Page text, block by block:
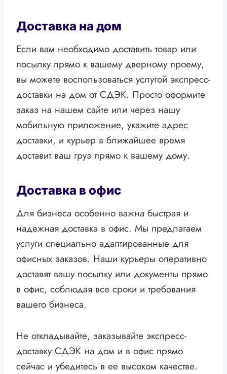
Доставка на дом
Если вам необходимо доставить товар или
посылку прямо к вашему дверному проему,
вы можете воспользоваться услугой экспресс-
доставки на дом от СДЭК. Просто оформите
заказ на нашем сайте или через нашу
мобильную приложение, укажите адрес
доставки, и курьер в ближайшее время
доставит ваш груз прямо к вашему дому.
Доставка в офис
Для бизнеса особенно важна быстрая и
надежная доставка в офис. Мы предлагаем
услуги специально адаптированные для
офисных заказов. Наши курьеры оперативно
доставят вашу посылку или документы прямо
в офис, соблюдая все сроки и требования
вашего бизнеса.
Не откладывайте, заказывайте экспресс-
доставку СДЭК на дом и в офис прямо
сейчас и убедитесь в ее высоком качестве.